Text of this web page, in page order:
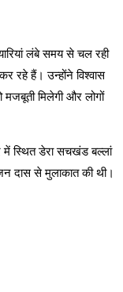
लंबे समय से चल रही
रहे हैं। उन्होंने विश्वास
मजबूती मिलेगी और लोगों
में स्थित डेरा सचखंड बल्लां
दास से मुलाकात की थी।